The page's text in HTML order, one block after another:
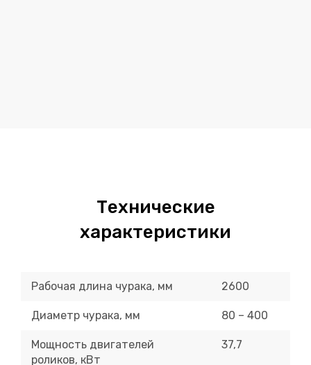
Технические
характеристики
Рабочая длина чурака, мм 2600
Диаметр чурака, мм 80 – 400
Мощность двигателей
роликов, кВт
37,7